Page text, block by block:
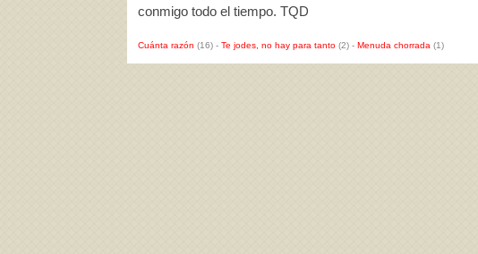
conmigo todo el tiempo. TQD
Cuánta razón (16) - Te jodes, no hay para tanto (2) - Menuda chorrada (1)